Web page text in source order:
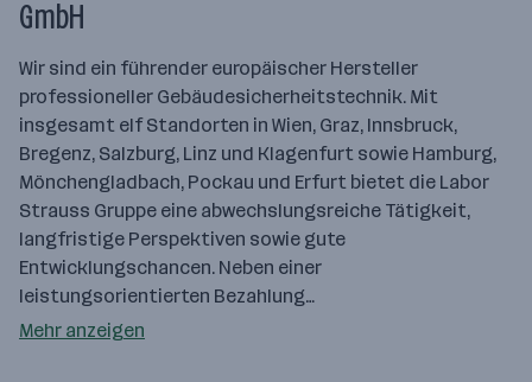
GmbH
Wir sind ein führender europäischer Hersteller
professioneller Gebäudesicherheitstechnik. Mit
insgesamt elf Standorten in Wien, Graz, Innsbruck,
Bregenz, Salzburg, Linz und Klagenfurt sowie Hamburg,
Mönchengladbach, Pockau und Erfurt bietet die Labor
Strauss Gruppe eine abwechslungsreiche Tätigkeit,
langfristige Perspektiven sowie gute
Entwicklungschancen. Neben einer
leistungsorientierten Bezahlung…
Mehr anzeigen